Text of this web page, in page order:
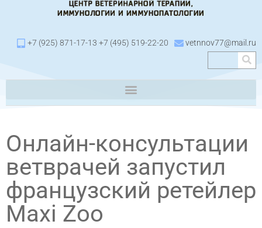
+7 (925) 871-17-13 +7 (495) 519-22-20 vetnnov77@mail.ru
Онлайн-консультации
ветврачей запустил
французский ретейлер
Maxi Zoo